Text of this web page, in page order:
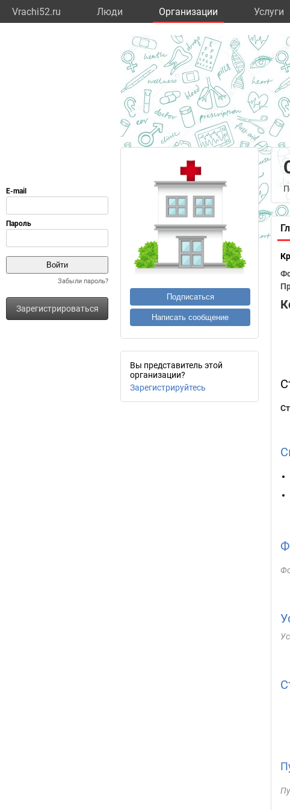
Vrachi52.ru Люди Организации Услуги
Забыли пароль?
Зарегистрироваться
Подписаться
Написать сообщение
Вы представитель этой
организации?
Зарегистрируйтесь